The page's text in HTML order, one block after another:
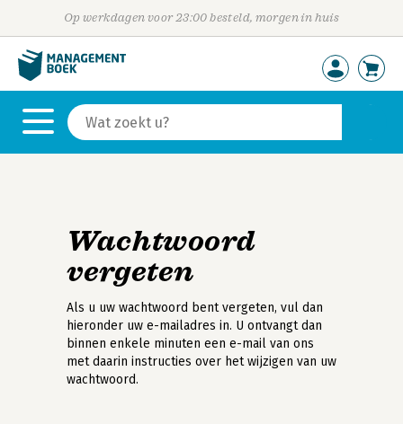
Op werkdagen voor 23:00 besteld, morgen in huis
Wachtwoord
vergeten
Als u uw wachtwoord bent vergeten, vul dan
hieronder uw e-mailadres in. U ontvangt dan
binnen enkele minuten een e-mail van ons
met daarin instructies over het wijzigen van uw
wachtwoord.